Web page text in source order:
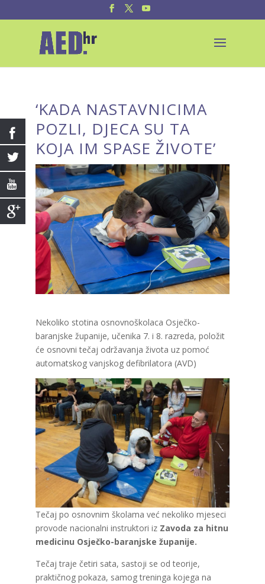
‘KADA NASTAVNICIMA
POZLI, DJECA SU TA
KOJA IM SPASE ŽIVOTE’
Nekoliko stotina osnovnoškolaca Osječko-
baranjske županije, učenika 7. i 8. razreda, položit
će osnovni tečaj održavanja života uz pomoć
automatskog vanjskog defibrilatora (AVD)
Tečaj po osnovnim školama već nekoliko mjeseci
provode nacionalni instruktori izZavoda za hitnu
medicinu Osječko-baranjske županije.
Tečaj traje četiri sata, sastoji se od teorije,
praktičnog pokaza, samog treninga kojega na